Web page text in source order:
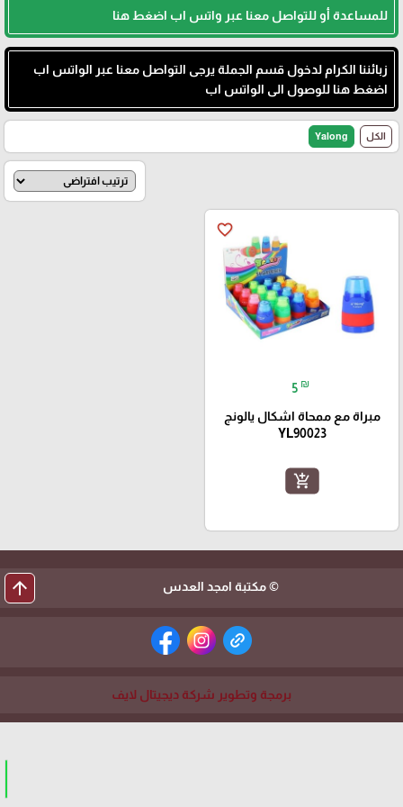
للمساعدة أو للتواصل معنا عبر واتس اب اضغط هنا
زبائننا الكرام لدخول قسم الجملة يرجى التواصل معنا عبر الواتس اب
اضغط هنا للوصول الى الواتس اب
الكل Yalong
favorite_border
5 ₪
مبراة مع ممحاة اشكال يالونج
YL90023
add_shopping_cart
© مكتبة امجد العدس arrow_upward
برمجة وتطوير شركة ديجيتال لايف